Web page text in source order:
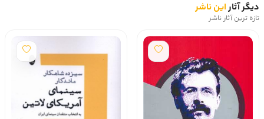
دیگر آثاراین ناشر
تازه ترین آثار ناشر